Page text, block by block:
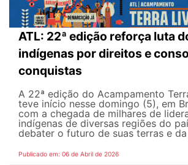
ATL: 22ª edição reforça luta
indígenas por direitos e
conquistas
A 22ª edição do Acampamento
teve início nesse domingo (5), em
com a chegada de milhares de
indígenas de diversas regiões do
debater o futuro de suas terras e
Publicado em: 06 de Abril de 2026